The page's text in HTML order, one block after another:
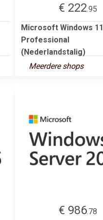
€ 222.95
Microsoft Windows 11
Professional
(Nederlandstalig)
Meerdere shops
€ 986.78